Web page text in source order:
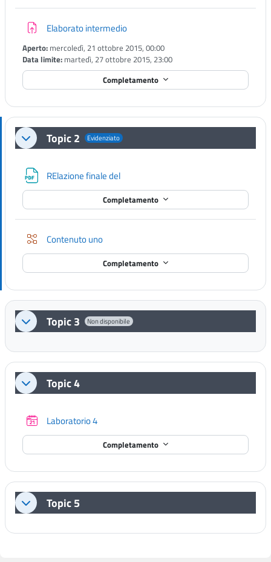
Elaborato intermedioCompito
Aperto: mercoledì, 21 ottobre 2015, 00:00
Data limite: martedì, 27 ottobre 2015, 23:00
Completamento
MinimizzaTopic 2 Evidenziato
RElazione finale del
Completamento
Contenuto unoLezione
Completamento
MinimizzaTopic 3 Non disponibile
MinimizzaTopic 4
Laboratorio 4Prenotazione
Completamento
MinimizzaTopic 5